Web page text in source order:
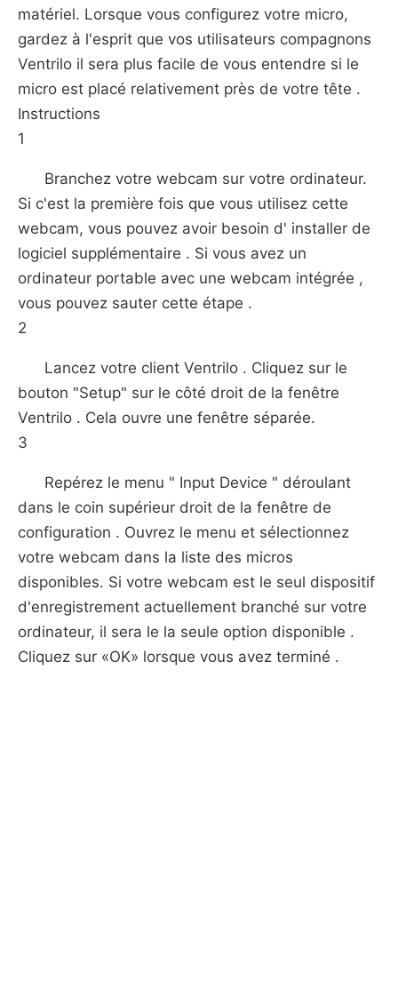
matériel. Lorsque vous configurez votre micro,
gardez à l'esprit que vos utilisateurs compagnons
Ventrilo il sera plus facile de vous entendre si le
micro est placé relativement près de votre tête .
Instructions
1
Branchez votre webcam sur votre ordinateur.
Si c'est la première fois que vous utilisez cette
webcam, vous pouvez avoir besoin d' installer de
logiciel supplémentaire . Si vous avez un
ordinateur portable avec une webcam intégrée ,
vous pouvez sauter cette étape .
2
Lancez votre client Ventrilo . Cliquez sur le
bouton "Setup" sur le côté droit de la fenêtre
Ventrilo . Cela ouvre une fenêtre séparée.
3
Repérez le menu " Input Device " déroulant
dans le coin supérieur droit de la fenêtre de
configuration . Ouvrez le menu et sélectionnez
votre webcam dans la liste des micros
disponibles. Si votre webcam est le seul dispositif
d'enregistrement actuellement branché sur votre
ordinateur, il sera le la seule option disponible .
Cliquez sur «OK» lorsque vous avez terminé .